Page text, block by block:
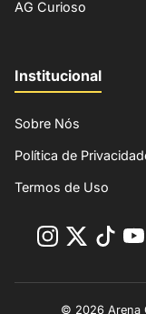
AG Curioso
Institucional
Sobre Nós
Política de
Termos de Uso
© 2026 Arena